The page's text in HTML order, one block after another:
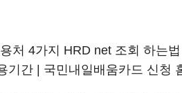
처 4가지 HRD net 조회 하는
기간 | 국민내일배움카드 신청